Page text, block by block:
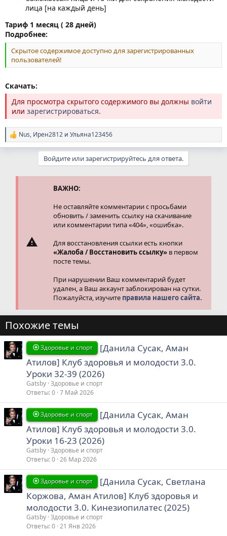
лица [на каждый день]
Тариф 1 месяц ( 28 дней)
Подробнее:
Скрытое содержимое доступно для зарегистрированных
пользователей!
Скачать:
Для просмотра скрытого содержимого вы должны войти
или зарегистрироваться.
Р
е
Nus, Ирен2812 и Ульяна123456
Войдите или зарегистрируйтесь для ответа.
ВАЖНО:
Не оставляйте комментарии с просьбами
обновить / заменить ссылку на скачивание
или комментарии типа «404», «ошибка».
Для восстановления ссылки есть кнопки
«Жалоба / Восстановить ссылку» в первом
посте темы.
При нарушении Ваш комментарий будет
удален, а Ваш аккаунт заблокирован на сутки.
Пожалуйста, изучите правила нашего сайта.
Похожие темы
Здоровье и спорт
[Данила Сусак, Аман
Атилов] Клуб здоровья и молодости 3.0.
Уроки 32-39 (2026)
Gatsby Здоровье и спорт
Ответы 0 7 Май 2026
Здоровье и спорт
[Данила Сусак, Аман
Атилов] Клуб здоровья и молодости 3.0.
Уроки 16-23 (2026)
Gatsby Здоровье и спорт
Ответы 0 26 Мар 2026
Здоровье и спорт
[Данила Сусак, Светлана
Коржова, Аман Атилов] Клуб здоровья и
молодости 3.0. Кинезиопилатес (2025)
Gatsby Здоровье и спорт
Ответы 0 21 Янв 2026